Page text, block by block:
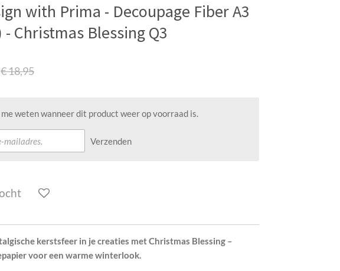
with Prima - Decoupage Fiber A3
- Christmas Blessing Q3
€ 18,95
weten wanneer dit product weer op voorraad is.
Verzenden
kerstsfeer in je creaties met Christmas Blessing –
voor een warme winterlook.